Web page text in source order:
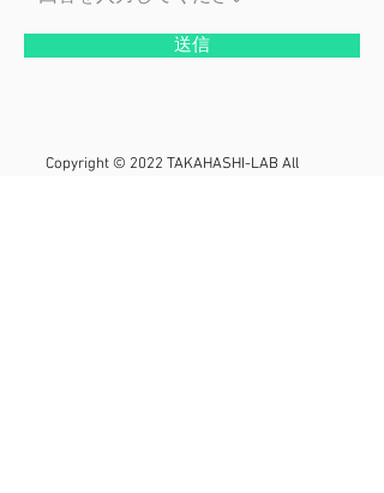
送信
Copyright © 2022 TAKAHASHI-LAB All